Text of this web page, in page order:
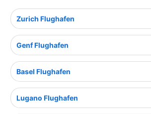
Zurich Flughafen
Genf Flughafen
Basel Flughafen
Lugano Flughafen